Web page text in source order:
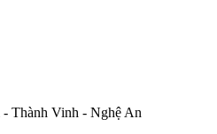
Thành Vinh - Nghệ An